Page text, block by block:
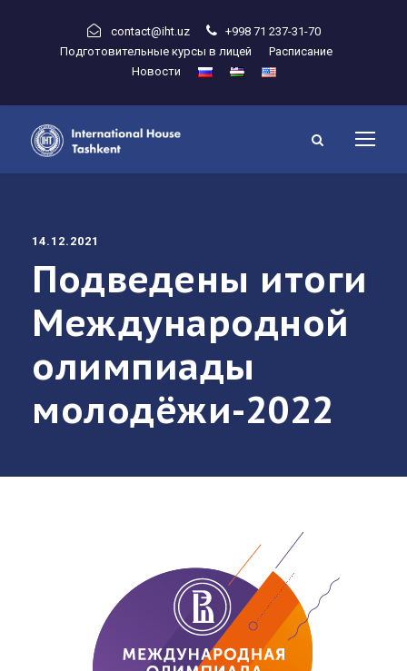
contact@iht.uz
+998 71 237-31-70
Подготовительные курсы в лицей
Расписание
Новости
14.12.2021
Подведены итоги
Международной
олимпиады
молодёжи-2022